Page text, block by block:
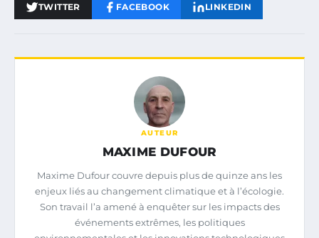
TWITTER FACEBOOK LINKEDIN
AUTEUR
MAXIME DUFOUR
Maxime Dufour couvre depuis plus de quinze ans les
enjeux liés au changement climatique et à l’écologie.
Son travail l’a amené à enquêter sur les impacts des
événements extrêmes, les politiques